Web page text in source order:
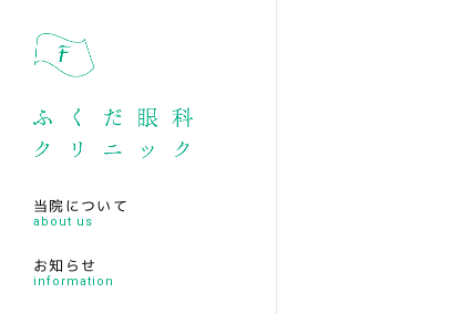
当院について
about us
お知らせ
information